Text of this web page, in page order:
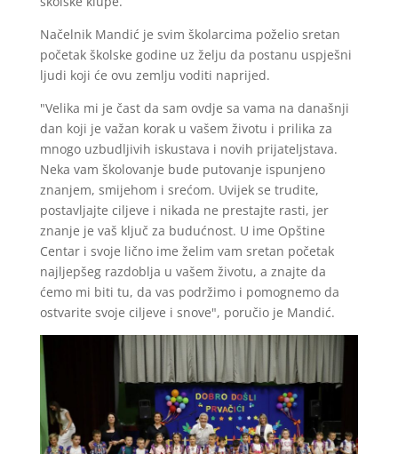
Načelnik Mandić je svim školarcima poželio sretan
početak školske godine uz želju da postanu uspješni
ljudi koji će ovu zemlju voditi naprijed.
"Velika mi je čast da sam ovdje sa vama na današnji
dan koji je važan korak u vašem životu i prilika za
mnogo uzbudljivih iskustava i novih prijateljstava.
Neka vam školovanje bude putovanje ispunjeno
znanjem, smijehom i srećom. Uvijek se trudite,
postavljajte ciljeve i nikada ne prestajte rasti, jer
znanje je vaš ključ za budućnost. U ime Opštine
Centar i svoje lično ime želim vam sretan početak
najljepšeg razdoblja u vašem životu, a znajte da
ćemo mi biti tu, da vas podržimo i pomognemo da
ostvarite svoje ciljeve i snove", poručio je Mandić.